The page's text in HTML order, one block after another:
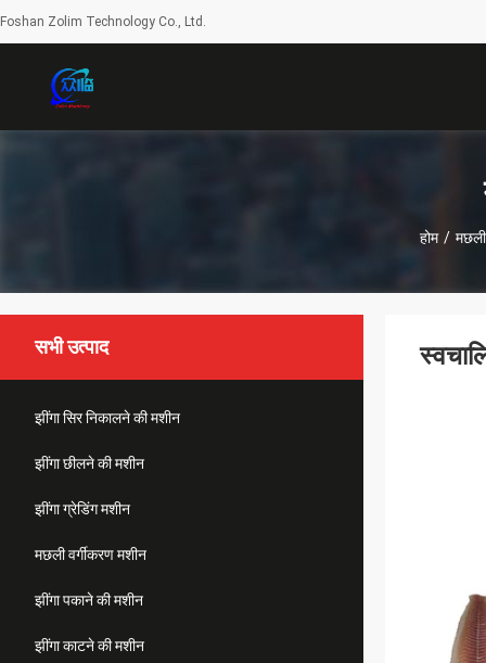
Foshan Zolim Technology Co., Ltd.
होम /
सभी उत्पाद
झींगा सिर निकालने की मशीन
झींगा छीलने की मशीन
झींगा ग्रेडिंग मशीन
मछली वर्गीकरण मशीन
झींगा पकाने की मशीन
झींगा काटने की मशीन